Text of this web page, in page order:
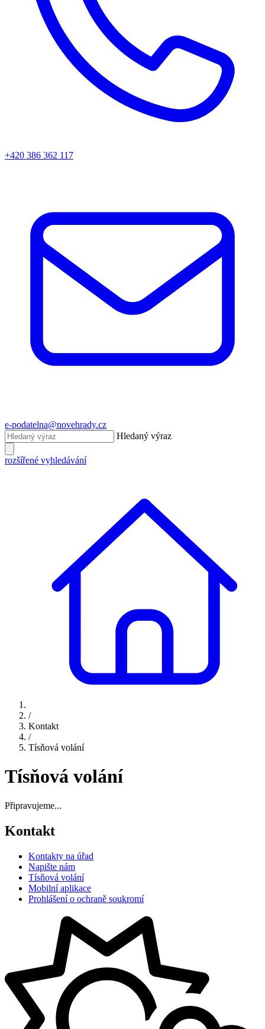
+420 386 362 117
e-podatelna@novehrady.cz
Hledaný výraz
rozšířené vyhledávání
/
Kontakt
/
Tísňová volání
Tísňová volání
Připravujeme...
Kontakt
Kontakty na úřad
Napište nám
Tísňová volání
Mobilní aplikace
Prohlášení o ochraně soukromí